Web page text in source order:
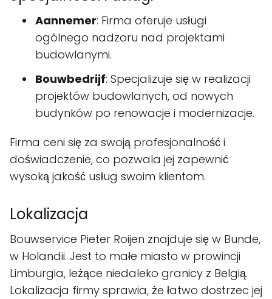
Aannemer: Firma oferuje usługi
ogólnego nadzoru nad projektami
budowlanymi.
Bouwbedrijf: Specjalizuje się w realizacji
projektów budowlanych, od nowych
budynków po renowacje i modernizacje.
Firma ceni się za swoją profesjonalność i
doświadczenie, co pozwala jej zapewnić
wysoką jakość usług swoim klientom.
Lokalizacja
Bouwservice Pieter Roijen znajduje się w Bunde,
w Holandii. Jest to małe miasto w prowincji
Limburgia, leżące niedaleko granicy z Belgią.
Lokalizacja firmy sprawia, że łatwo dostrzec jej